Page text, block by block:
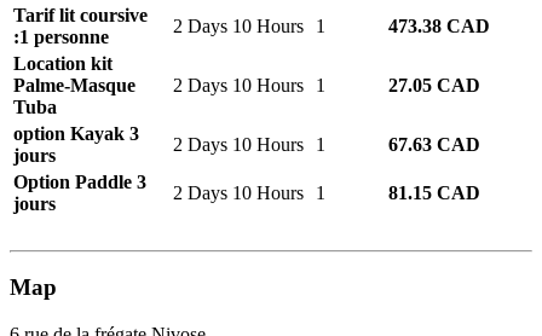
Tarif lit coursive
:1 personne
2 Days 10 Hours 1
473.38 CAD
Location kit
Palme-Masque
Tuba
2 Days 10 Hours 1 27.05 CAD
option Kayak 3
jours
2 Days 10 Hours 1
67.63 CAD
Option Paddle 3
jours
2 Days 10 Hours 1 81.15 CAD
Map